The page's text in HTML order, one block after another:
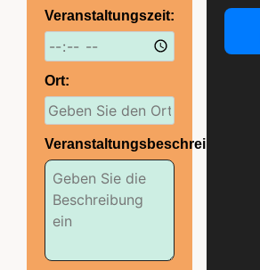
Veranstaltungszeit:
Ort:
Veranstaltungsbeschreibung: